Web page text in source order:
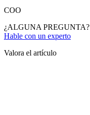
COO
¿ALGUNA PREGUNTA?
Hable con un experto
Valora el artículo